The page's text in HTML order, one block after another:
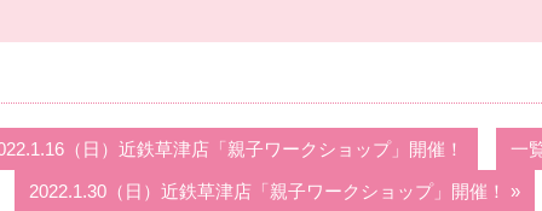
（日）近鉄草津店「親子ワークショップ」開催！ 一
2022.1.30（日）近鉄草津店「親子ワークショップ」開催！ »